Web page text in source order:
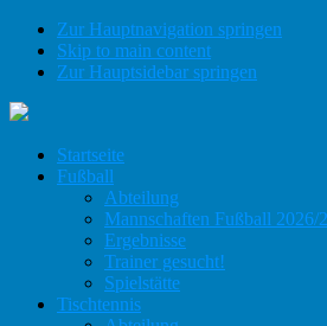
Zur Hauptnavigation springen
Skip to main content
Zur Hauptsidebar springen
Startseite
Fußball
Abteilung
Mannschaften Fußball 2026/
Ergebnisse
Trainer gesucht!
Spielstätte
Tischtennis